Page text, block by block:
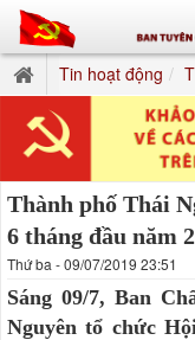
Tin hoạt động
Thành phố Thái
6 tháng đầu năm
Thứ ba - 09/07/2019 23:51
Sáng 09/7, Ban
Nguyên tổ chức